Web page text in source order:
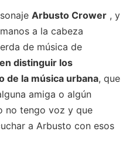
Arbusto Crower , y
a la cabeza
de música de
distinguir los
de la música urbana, que
amiga o algún
no tengo voz y que
a Arbusto con esos